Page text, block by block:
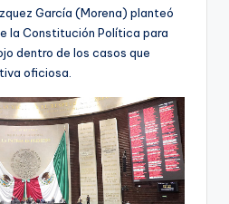
García (Morena) planteó
la Constitución Política para
dentro de los casos que
oficiosa.